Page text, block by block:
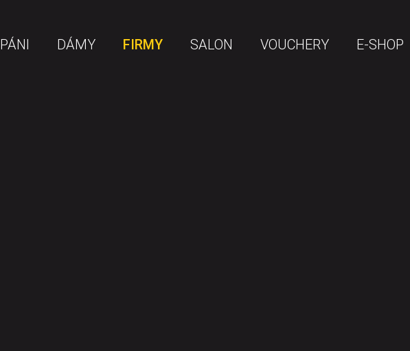
PÁNI DÁMY FIRMY SALON VOUCHERY E-SHOP